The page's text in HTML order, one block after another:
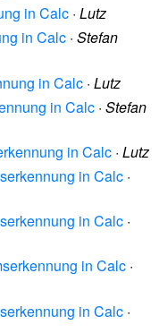
in Calc · Lutz
in Calc · Stefan
in Calc · Lutz
in Calc · Stefan
in Calc · Lutz
in Calc ·
in Calc ·
in Calc ·
in Calc ·